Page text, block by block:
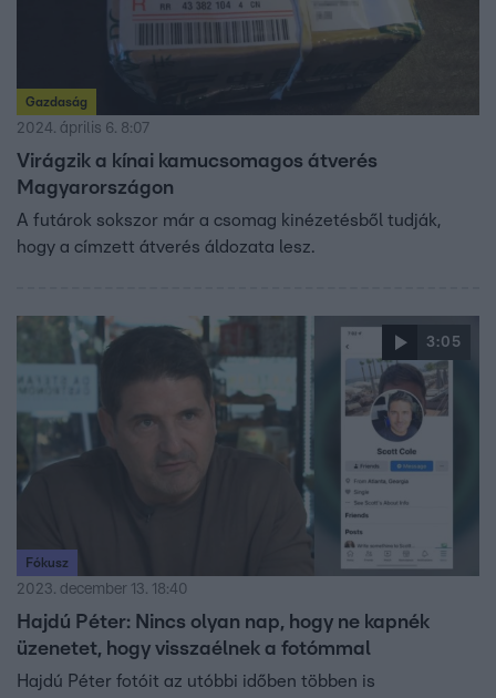
Gazdaság
2024. április 6. 8:07
Virágzik a kínai kamucsomagos átverés
Magyarországon
A futárok sokszor már a csomag kinézetésből tudják,
hogy a címzett átverés áldozata lesz.
3:05
Fókusz
2023. december 13. 18:40
Hajdú Péter: Nincs olyan nap, hogy ne kapnék
üzenetet, hogy visszaélnek a fotómmal
Hajdú Péter fotóit az utóbbi időben többen is